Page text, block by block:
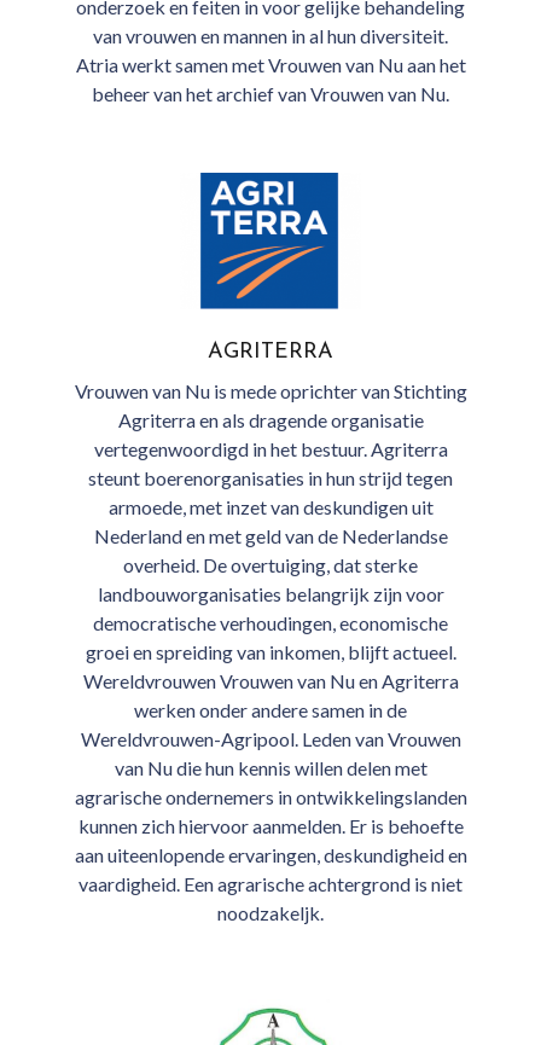
onderzoek en feiten in voor gelijke behandeling
van vrouwen en mannen in al hun diversiteit.
Atria werkt samen met Vrouwen van Nu aan het
beheer van het archief van Vrouwen van Nu.
AGRITERRA
Vrouwen van Nu is mede oprichter van Stichting
Agriterra en als dragende organisatie
vertegenwoordigd in het bestuur. Agriterra
steunt boerenorganisaties in hun strijd tegen
armoede, met inzet van deskundigen uit
Nederland en met geld van de Nederlandse
overheid. De overtuiging, dat sterke
landbouworganisaties belangrijk zijn voor
democratische verhoudingen, economische
groei en spreiding van inkomen, blijft actueel.
Wereldvrouwen Vrouwen van Nu en Agriterra
werken onder andere samen in de
Wereldvrouwen-Agripool. Leden van Vrouwen
van Nu die hun kennis willen delen met
agrarische ondernemers in ontwikkelingslanden
kunnen zich hiervoor aanmelden. Er is behoefte
aan uiteenlopende ervaringen, deskundigheid en
vaardigheid. Een agrarische achtergrond is niet
noodzakeljk.